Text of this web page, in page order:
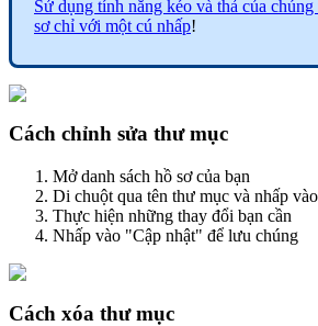
Sử dụng tính năng kéo và thả của
sơ chỉ với một cú nhấp!
Cách chỉnh sửa thư mục
Mở danh sách hồ sơ của bạn
Di chuột qua tên thư mục và nhấp
Thực hiện những thay đổi bạn cần
Nhấp vào "Cập nhật" để lưu chúng
Cách xóa thư mục